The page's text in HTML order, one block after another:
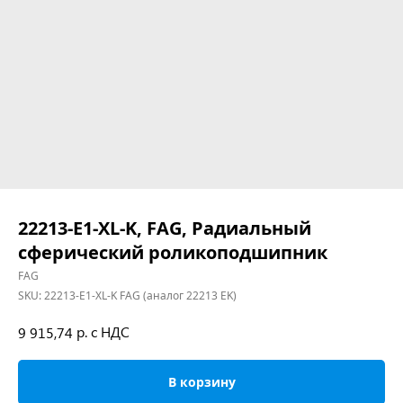
22213-E1-XL-K, FAG, Радиальный
сферический роликоподшипник
FAG
SKU:22213-E1-XL-K FAG (аналог 22213 EK)
9 915,74 р. с НДС
В корзину